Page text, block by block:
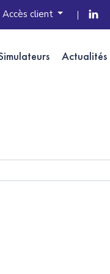
Accès client
Actualités